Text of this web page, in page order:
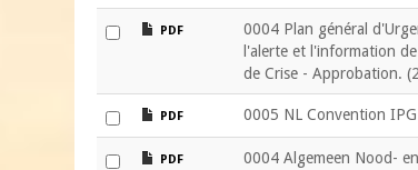
file
PDF
0004 Plan général
l'alerte et l'information
de Crise - Approbation.
file
PDF 0005 NL Convention
file
PDF
0004 Algemeen Nood-